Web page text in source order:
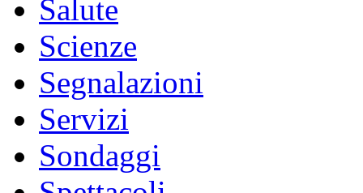
Salute
Scienze
Segnalazioni
Servizi
Sondaggi